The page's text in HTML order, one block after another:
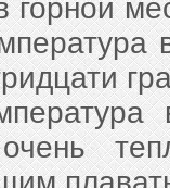
горной